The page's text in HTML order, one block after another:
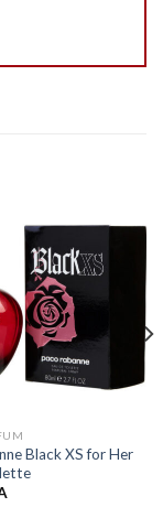
Black XS for Her